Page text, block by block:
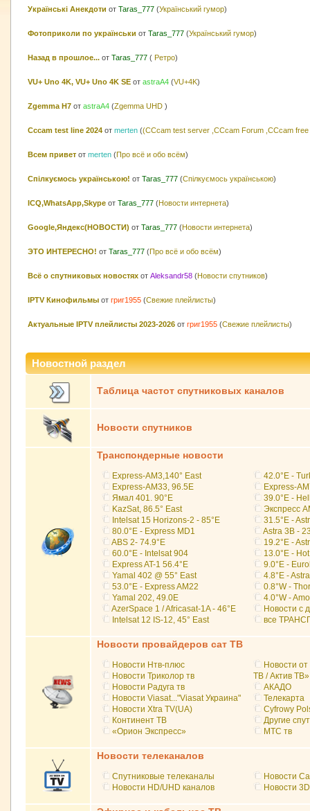
Українські Анекдоти отTaras_777 (Український гумор)
Фотоприколи по українськи отTaras_777 (Український гумор)
Назад в прошлое... отTaras_777 ( Ретро)
VU+ Uno 4K, VU+ Uno 4K SE отastraA4 (VU+4K)
Zgemma H7 отastraA4 (Zgemma UHD)
Cccam test line 2024 отmerten ((CCcam test server ,CCcam Forum ,CCcam
Всем привет отmerten (Про всё и обо всём)
Спілкуємось українською! отTaras_777 (Спілкуємось українською)
ICQ,WhatsApp,Skype отTaras_777 (Новости интернета)
Google,Яндекс(НОВОСТИ) отTaras_777 (Новости интернета)
ЭТО ИНТЕРЕСНО! отTaras_777 (Про всё и обо всём)
Всё о спутниковых новостях отAleksandr58 (Новости спутников)
IPTV Кинофильмы отгриг1955 (Свежие плейлисты)
Актуальные IPTV плейлисты 2023-2026 отгриг1955 (Свежие плейлисты)
Новостной раздел
Таблица частот спутниковых каналов
Новости спутников
Транспондерные новости
Express-AM3,140° East
Express-AM33, 96.5E
Ямал 401. 90°E
KazSat, 86.5° East
Intelsat 15 Horizons-2 - 85°E
80.0°E - Express MD1
ABS 2- 74.9°E
60.0°E - Intelsat 904
Express AT-1 56.4°E
Yamal 402 @ 55° East
53.0°E - Express AM22
Yamal 202, 49.0E
AzerSpace 1 / Africasat-1A - 46°E
Intelsat 12 IS-12, 45° East
42.0°E -
Express-
39.0°E -
Экспресс
31.5°E -
Astra 3B -
19.2°E -
13.0°E -
9.0°E -
4.8°E -
0.8°W -
4.0°W -
Новости с
все
Новости провайдеров сат ТВ
Новости Нтв-плюс
Hовости Триколор тв
Новости Радуга тв
Новости Viasat..."Viasat Украина"
Новости Xtra TV(UA)
Континент ТВ
«Орион Экспресс»
Новости
ТВ / Актив ТВ»
АКАДО
Телекарта
Cyfrowy
Другие
МТС тв
Новости телеканалов
Спутниковые телеканалы
Новости HD/UHD каналов
Новости
Новости 3D